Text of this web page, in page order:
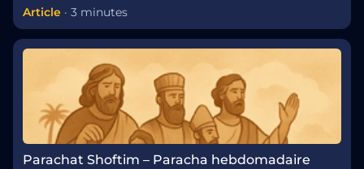
Article · 3 minutes
Parachat Shoftim – Paracha hebdomadaire